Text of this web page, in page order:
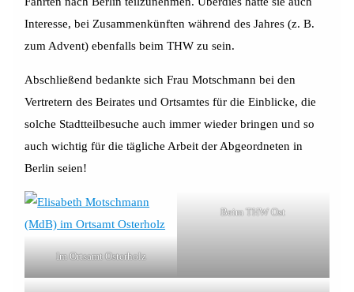
Interesse, bei Zusammenkünften während des Jahres (z. B.
zum Advent) ebenfalls beim THW zu sein.
Abschließend bedankte sich Frau Motschmann bei den
Vertretern des Beirates und Ortsamtes für die Einblicke, die
solche Stadtteilbesuche auch immer wieder bringen und so
auch wichtig für die tägliche Arbeit der Abgeordneten in
Berlin seien!
Im Ortsamt Osterholz
Beim THW Ost